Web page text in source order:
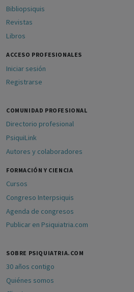
Bibliopsiquis
Revistas
Libros
ACCESO PROFESIONALES
Iniciar sesión
Registrarse
COMUNIDAD PROFESIONAL
Directorio profesional
PsiquiLink
Autores y colaboradores
FORMACIÓN Y CIENCIA
Cursos
Congreso Interpsiquis
Agenda de congresos
Publicar en Psiquiatria.com
SOBRE PSIQUIATRIA.COM
30 años contigo
Quiénes somos